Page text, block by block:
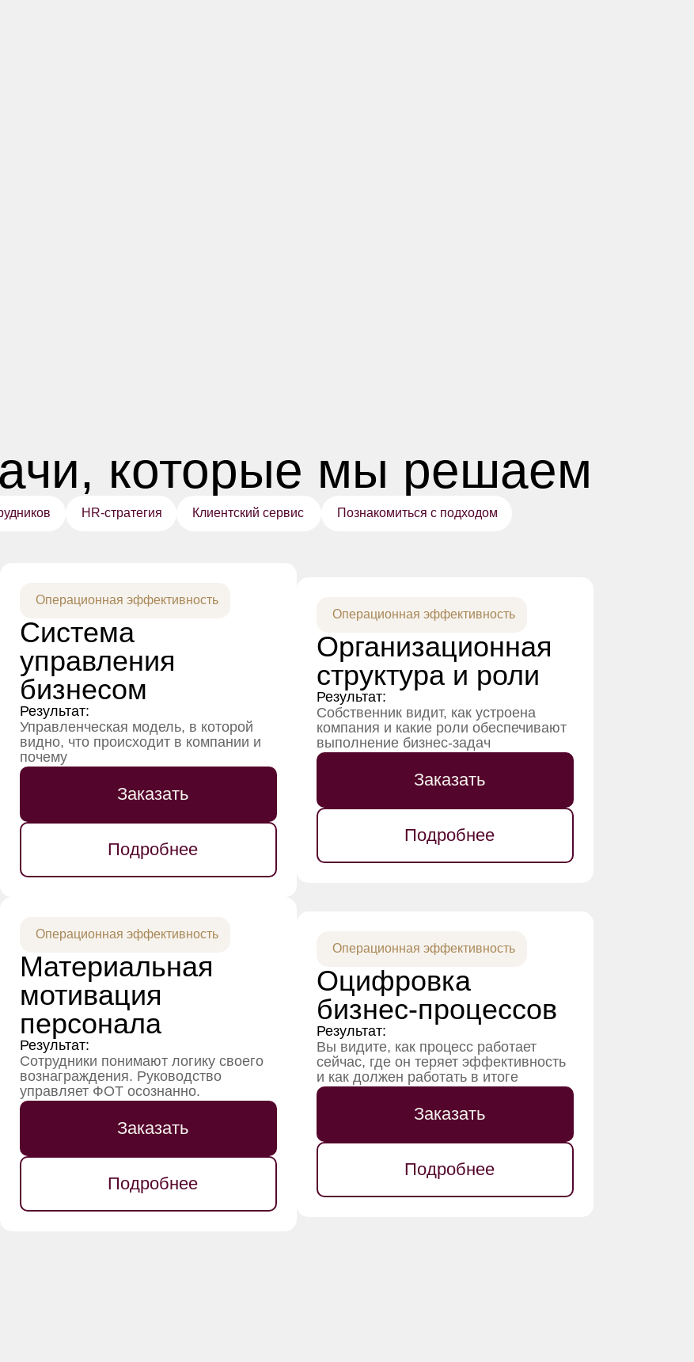
которые мы решаем
HR-стратегия Клиентский сервис Познакомиться с подходом
Операционная эффективность
Система
управления
бизнесом
Результат:
Управленческая модель, в которой
видно, что происходит в компании и
почему
Заказать
Подробнее
Операционная эффективность
Организационная
структура и роли
Результат:
Собственник видит, как устроена
компания и какие роли обеспечивают
выполнение бизнес-задач
Заказать
Подробнее
Операционная эффективность
Материальная
мотивация
персонала
Результат:
Сотрудники понимают логику своего
вознаграждения. Руководство
управляет ФОТ осознанно.
Заказать
Подробнее
Операционная эффективность
Оцифровка
бизнес-процессов
Результат:
Вы видите, как процесс работает
сейчас, где он теряет эффективность
и как должен работать в итоге
Заказать
Подробнее